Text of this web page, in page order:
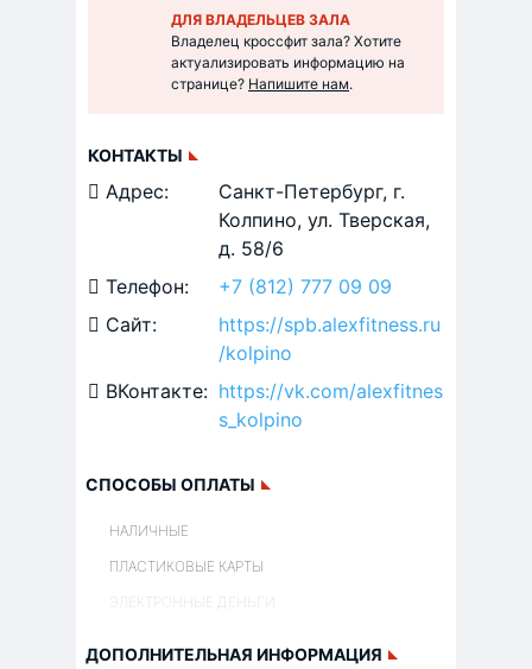
ДЛЯ ВЛАДЕЛЬЦЕВ ЗАЛА
Владелец кроссфит зала? Хотите
актуализировать информацию на
странице? Напишите нам.
КОНТАКТЫ
Адрес:
Санкт-Петербург, г.
Колпино, ул. Тверская,
д. 58/6
Телефон:
+7 (812) 777 09 09
Сайт:
https://spb.alexfitness.ru
/kolpino
ВКонтакте: https://vk.com/alexfitnes
s_kolpino
СПОСОБЫ ОПЛАТЫ
НАЛИЧНЫЕ
ПЛАСТИКОВЫЕ КАРТЫ
ЭЛЕКТРОННЫЕ ДЕНЬГИ
ДОПОЛНИТЕЛЬНАЯ ИНФОРМАЦИЯ